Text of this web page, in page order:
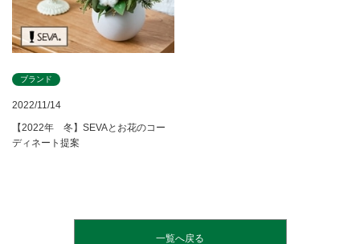
2022/11/14
ブランド
【2022年 冬】SEVAとお花のコー
ディネート提案
一覧へ戻る